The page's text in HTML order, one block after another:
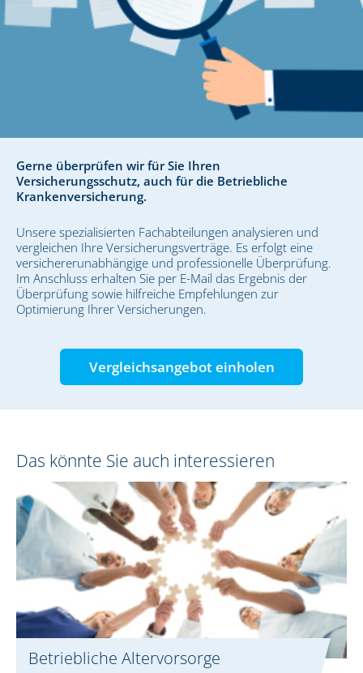
Gerne überprüfen wir für Sie Ihren
Versicherungsschutz, auch für die Betriebliche
Krankenversicherung.
Unsere spezialisierten Fachabteilungen analysieren und
vergleichen Ihre Versicherungsverträge. Es erfolgt eine
versichererunabhängige und professionelle Überprüfung.
Im Anschluss erhalten Sie per E-Mail das Ergebnis der
Überprüfung sowie hilfreiche Empfehlungen zur
Optimierung Ihrer Versicherungen.
Vergleichsangebot einholen
Das könnte Sie auch interessieren
Betriebliche Altervorsorge